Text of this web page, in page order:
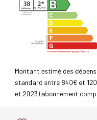
Montant estimé des
standard entre 840€ et
et 2023 (abonnement